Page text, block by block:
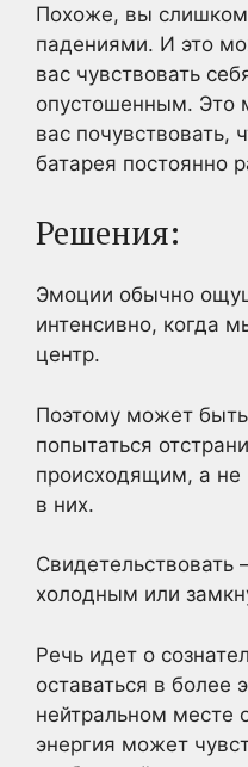
Похоже, вы слишком
падениями. И это
вас чувствовать
опустошенным. Это
вас почувствовать,
батарея постоянно
Решения:
Эмоции обычно
интенсивно, когда
центр.
Поэтому может
попытаться
происходящим, а не
в них.
Свидетельствовать
холодным или
Речь идет о
оставаться в более
нейтральном месте
энергия может